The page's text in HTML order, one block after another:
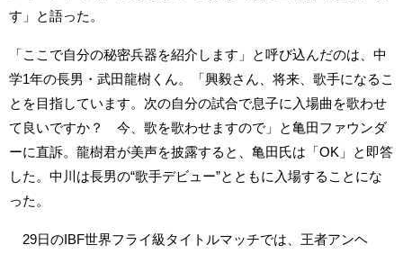
す」と語った。
「ここで自分の秘密兵器を紹介します」と呼び込んだのは、中
学1年の長男・武田龍樹くん。「興毅さん、将来、歌手になるこ
とを目指しています。次の自分の試合で息子に入場曲を歌わせ
て良いですか？ 今、歌を歌わせますので」と亀田ファウンダ
ーに直訴。龍樹君が美声を披露すると、亀田氏は「OK」と即答
した。中川は長男の“歌手デビュー”とともに入場することにな
った。
29日のIBF世界フライ級タイトルマッチでは、王者アンヘ